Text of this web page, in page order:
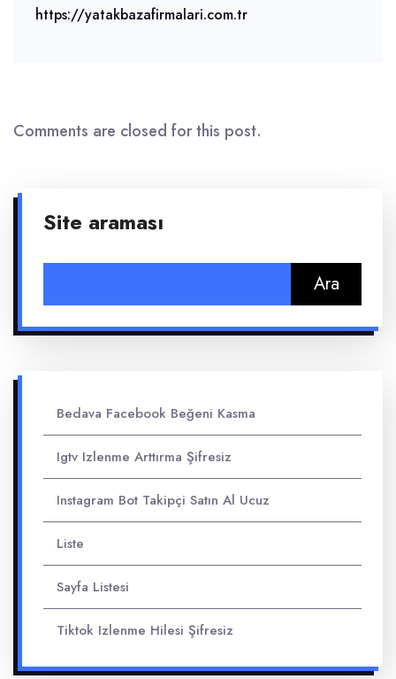
https://yatakbazafirmalari.com.tr
Comments are closed for this post.
Site araması
Bedava Facebook Beğeni Kasma
Igtv Izlenme Arttırma Şifresiz
Instagram Bot Takipçi Satın Al Ucuz
Liste
Sayfa Listesi
Tiktok Izlenme Hilesi Şifresiz